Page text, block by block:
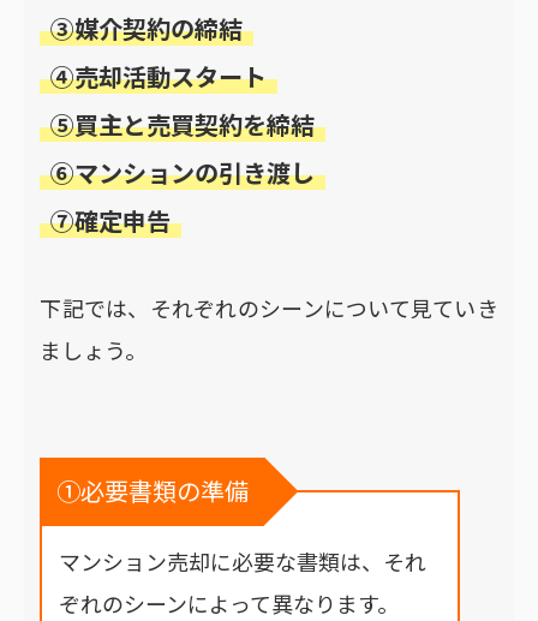
③媒介契約の締結
④売却活動スタート
⑤買主と売買契約を締結
⑥マンションの引き渡し
⑦確定申告
下記では、それぞれのシーンについて見ていき
ましょう。
①必要書類の準備
マンション売却に必要な書類は、それ
ぞれのシーンによって異なります。